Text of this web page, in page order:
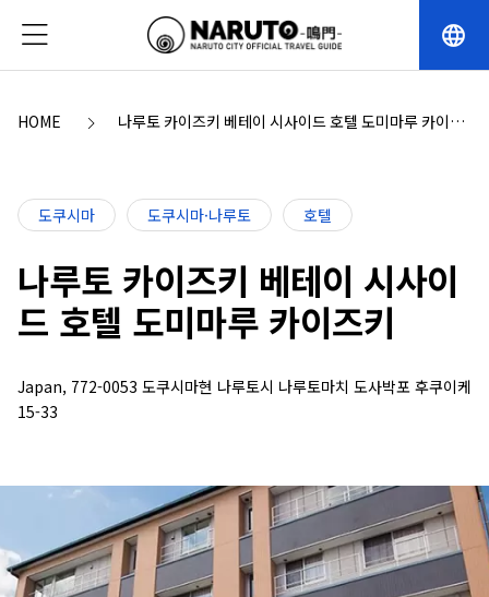
language
HOME
나루토 카이즈키 베테이 시사이드 호텔 도미마루 카이즈
도쿠시마 도쿠시마·나루토 호텔
나루토 카이즈키 베테이 시사이
드 호텔 도미마루 카이즈키
Japan, 772-0053 도쿠시마현 나루토시 나루토마치 도사박포 후쿠이케
15-33